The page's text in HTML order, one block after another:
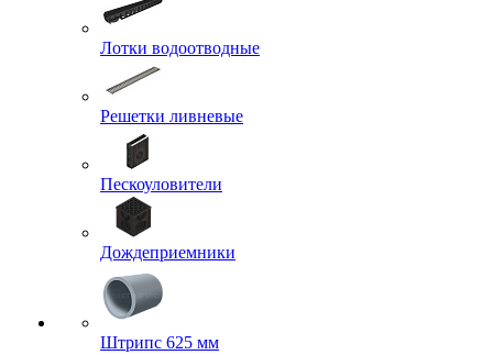
Лотки водоотводные
Решетки ливневые
Пескоуловители
Дождеприемники
Штрипс 625 мм